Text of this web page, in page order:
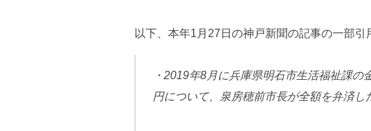
以下、本年1月27日の神戸新聞の記事の一部引
・2019年8月に兵庫県明石市生活福祉課
円について、泉房穂前市長が全額を弁済し